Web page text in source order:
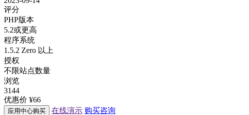
评分
PHP版本
5.2或更高
程序系统
1.5.2 Zero 以上
授权
不限站点数量
浏览
3144
优惠价 ¥66
应用中心购买 在线演示 购买咨询